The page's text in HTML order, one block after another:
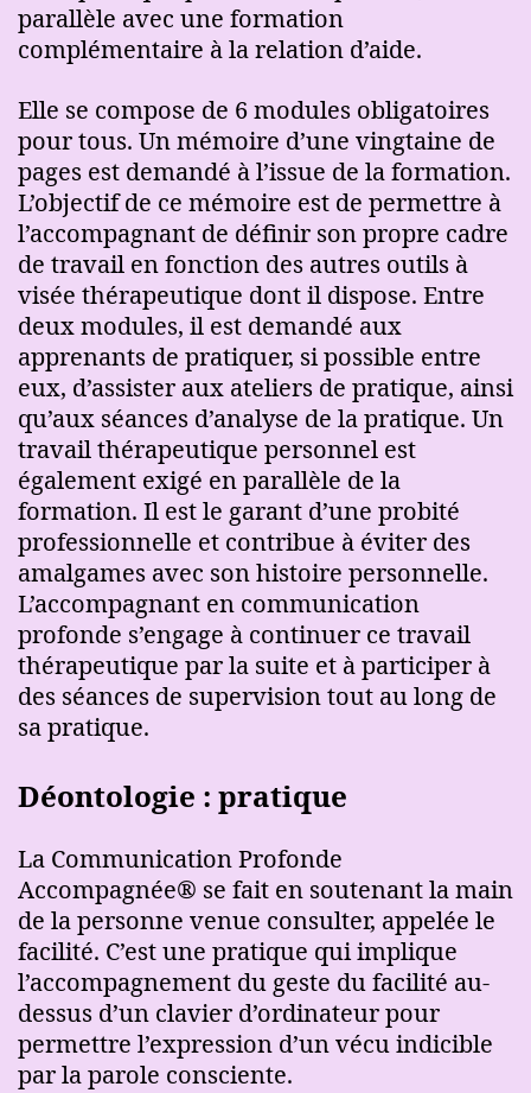
parallèle avec une formation
complémentaire à la relation d’aide.
Elle se compose de 6 modules obligatoires
pour tous. Un mémoire d’une vingtaine de
pages est demandé à l’issue de la formation.
L’objectif de ce mémoire est de permettre à
l’accompagnant de définir son propre cadre
de travail en fonction des autres outils à
visée thérapeutique dont il dispose. Entre
deux modules, il est demandé aux
apprenants de pratiquer, si possible entre
eux, d’assister aux ateliers de pratique, ainsi
qu’aux séances d’analyse de la pratique. Un
travail thérapeutique personnel est
également exigé en parallèle de la
formation. Il est le garant d’une probité
professionnelle et contribue à éviter des
amalgames avec son histoire personnelle.
L’accompagnant en communication
profonde s’engage à continuer ce travail
thérapeutique par la suite et à participer à
des séances de supervision tout au long de
sa pratique.
Déontologie : pratique
La Communication Profonde
Accompagnée® se fait en soutenant la main
de la personne venue consulter, appelée le
facilité. C’est une pratique qui implique
l’accompagnement du geste du facilité au-
dessus d’un clavier d’ordinateur pour
permettre l’expression d’un vécu indicible
par la parole consciente.